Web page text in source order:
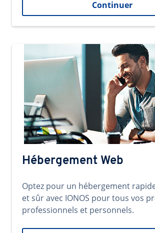
Continuer
Hébergement Web
Optez pour un hébergement
et sûr avec IONOS pour tous vos
professionnels et personnels.